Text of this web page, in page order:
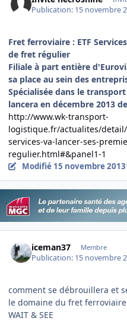
Publication: 15 novembre
Fret ferroviaire : ETF
de fret régulier
Filiale à part entière
sa place au sein des
Spécialisée dans le
lancera en décembre 2013
http://www.wk-transport-
logistique.fr/actualites/
services-va-lancer-ses-
regulier.html#&panel1-1
Modifié 15 novembre 2013
iceman37 Membre
Publication: 15 novembre
comment se débrouillera et
le domaine du fret
WAIT & SEE